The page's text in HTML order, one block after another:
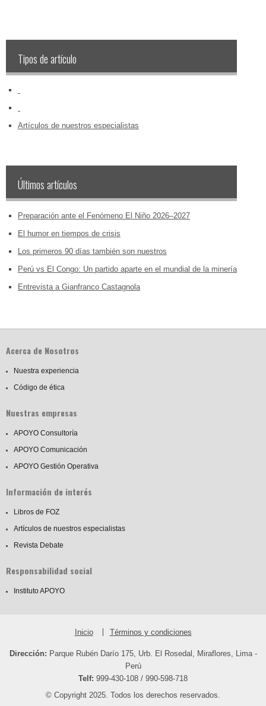
Tipos de artículo
Artículos de nuestros especialistas
Últimos artículos
Preparación ante el Fenómeno El Niño 2026–2027
El humor en tiempos de crisis
Los primeros 90 días también son nuestros
Perú vs El Congo: Un partido aparte en el mundial de la minería
Entrevista a Gianfranco Castagnola
Acerca de Nosotros
Nuestra experiencia
Código de ética
Nuestras empresas
APOYO Consultoría
APOYO Comunicación
APOYO Gestión Operativa
Información de interés
Libros de FOZ
Artículos de nuestros especialistas
Revista Debate
Responsabilidad social
Instituto APOYO
Inicio Términos y condiciones
Dirección: Parque Rubén Darío 175, Urb. El Rosedal, Miraflores, Lima -
Perú
Telf: 999-430-108 / 990-598-718
© Copyright 2025. Todos los derechos reservados.